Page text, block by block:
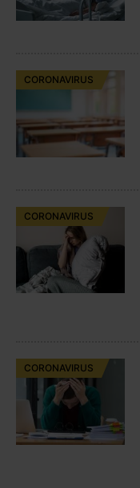
CORONAVIRUS
CORONAVIRUS
CORONAVIRUS